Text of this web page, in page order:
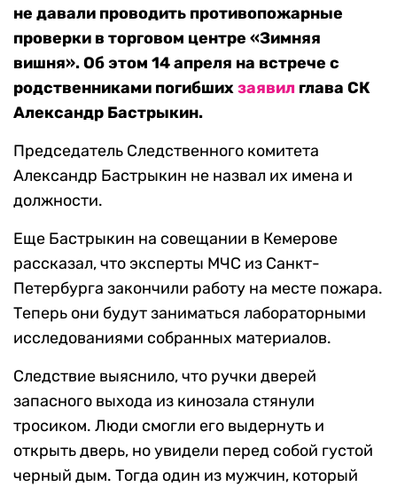
не давали проводить противопожарные
проверки в торговом центре «Зимняя
вишня». Об этом 14 апреля на встрече с
родственниками погибшихзаявил глава СК
Александр Бастрыкин.
Председатель Следственного комитета
Александр Бастрыкин не назвал их имена и
должности.
Еще Бастрыкин на совещании в Кемерове
рассказал, что эксперты МЧС из Санкт-
Петербурга закончили работу на месте пожара.
Теперь они будут заниматься лабораторными
исследованиями собранных материалов.
Следствие выяснило, что ручки дверей
запасного выхода из кинозала стянули
тросиком. Люди смогли его выдернуть и
открыть дверь, но увидели перед собой густой
черный дым. Тогда один из мужчин, который